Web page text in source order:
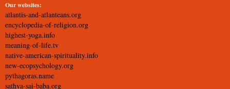
Our websites:
atlantis-and-atlanteans.org
encyclopedia-of-religion.org
highest-yoga.info
meaning-of-life.tv
native-american-spirituality.info
new-ecopsychology.org
pythagoras.name
sathya-sai-baba.org